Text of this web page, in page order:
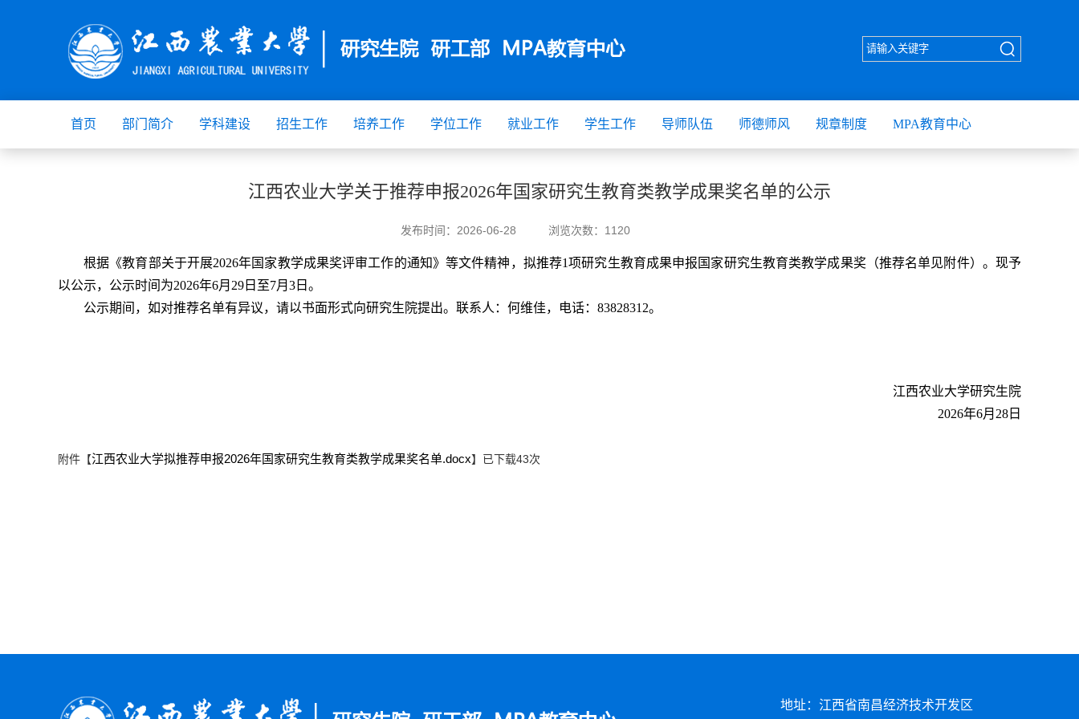
首页 部门简介 学科建设 招生工作 培养工作 学位工作 就业工作 学生工作 导师队伍 师德师风 规章制度 MPA教育中心
江西农业大学关于推荐申报2026年国家研究生教育类教学成果奖名单的公示
发布时间： 2026-06-28 浏览次数： 1120
根据《教育部关于开展2026年国家教学成果奖评审工作的通知》等文件精神，拟推荐1项研究生教育成果申报国家研究生教育类教学成果奖（推荐名单见附件）。现予
以公示，公示时间为2026年6月29日至7月3日。
公示期间，如对推荐名单有异议，请以书面形式向研究生院提出。联系人：何维佳，电话：83828312。
江西农业大学研究生院
2026年6月28日
附件【江西农业大学拟推荐申报2026年国家研究生教育类教学成果奖名单.docx】已下载43次
地址：江西省南昌经济技术开发区